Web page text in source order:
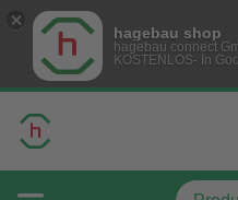
hagebau shop
hagebau connect
KOSTENLOS- In